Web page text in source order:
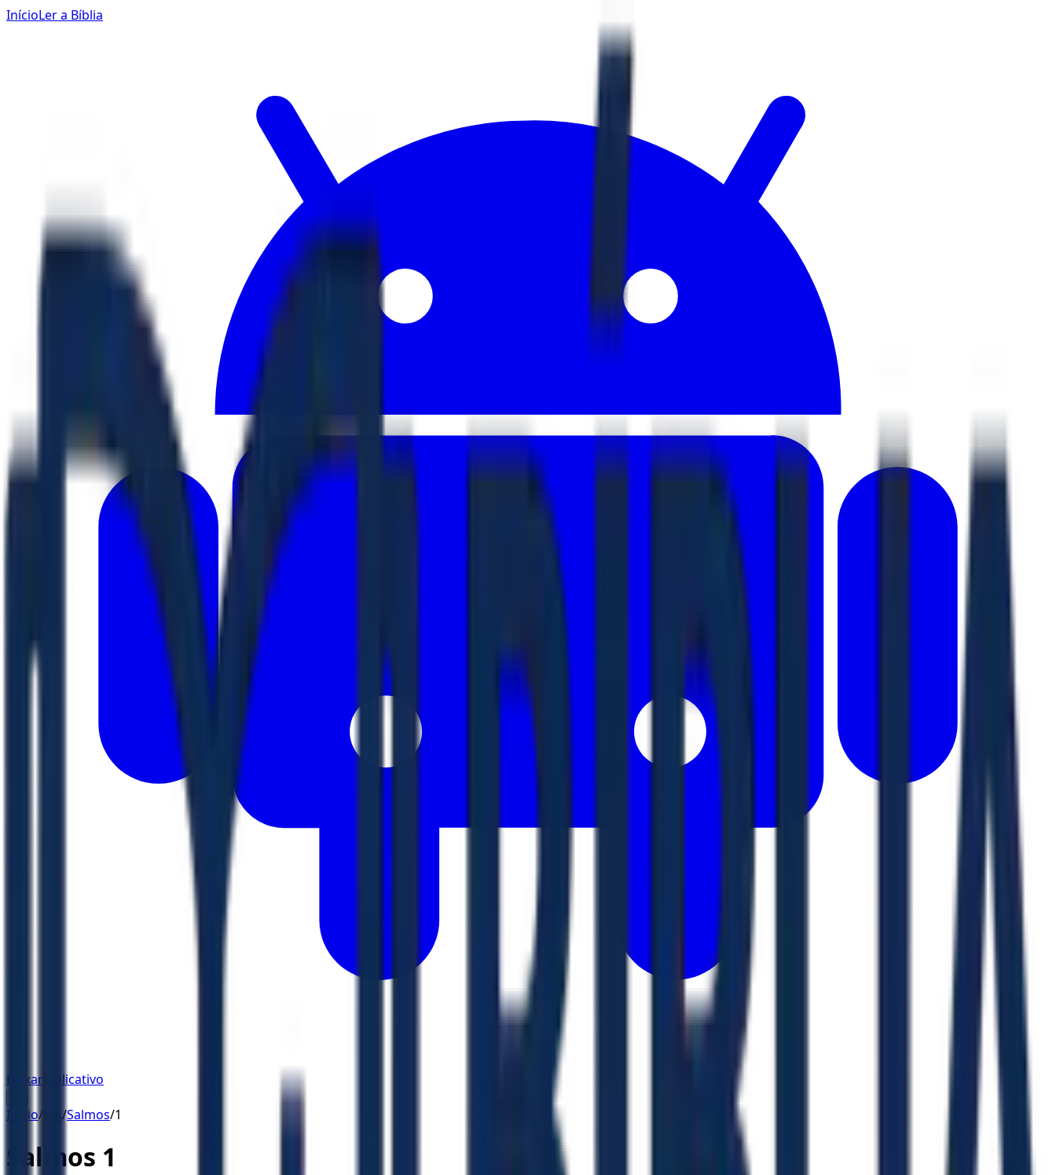
InícioLer a Bíblia
Baixar Aplicativo
Início/ KJA/Salmos/1
Salmos 1